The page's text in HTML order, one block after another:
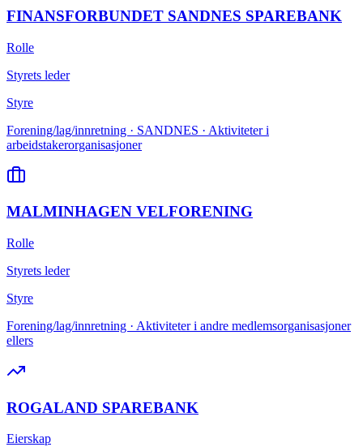
FINANSFORBUNDET SANDNES SPAREBANK
Rolle
Styrets leder
Styre
Forening/lag/innretning · SANDNES · Aktiviteter i
arbeidstakerorganisasjoner
MALMINHAGEN VELFORENING
Rolle
Styrets leder
Styre
Forening/lag/innretning · Aktiviteter i andre medlemsorganisasjoner
ellers
ROGALAND SPAREBANK
Eierskap